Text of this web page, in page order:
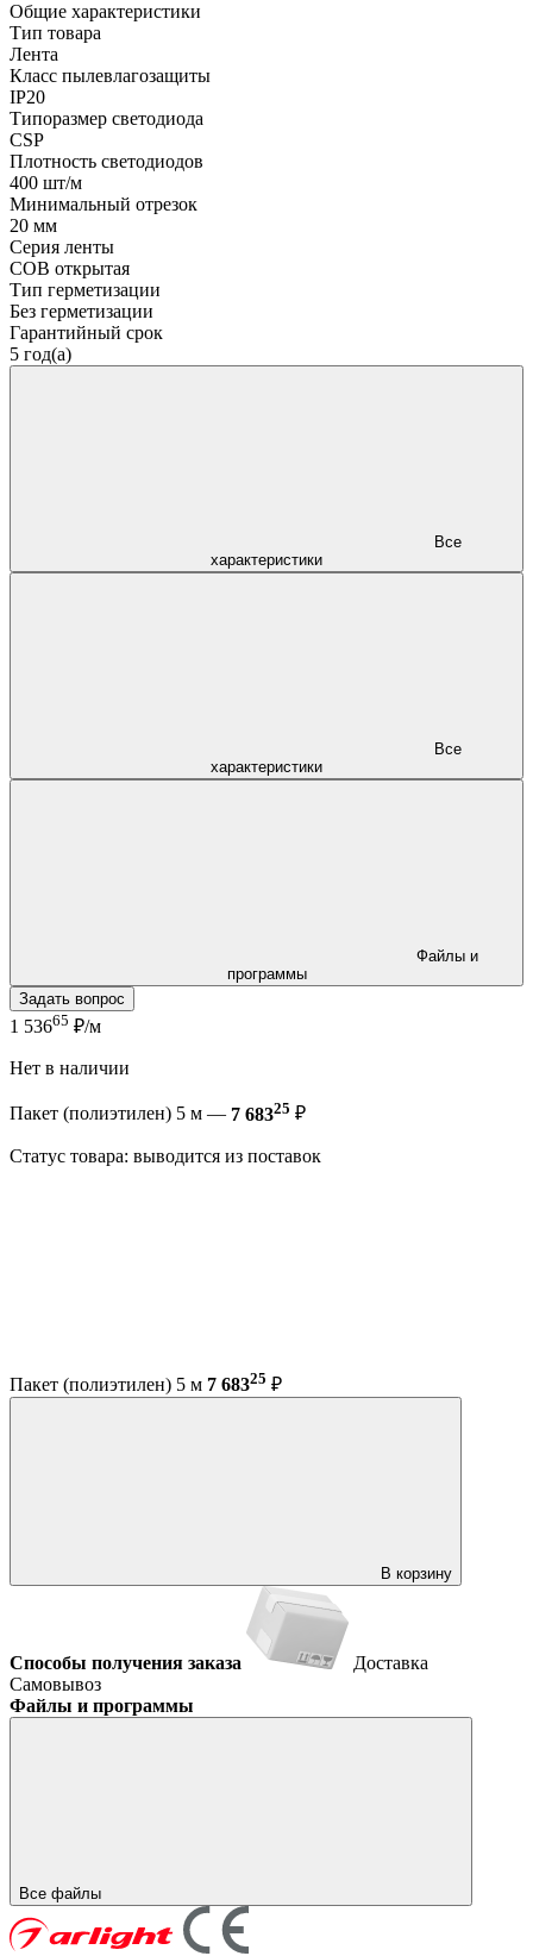
Общие характеристики
Тип товара
Лента
Класс пылевлагозащиты
IP20
Типоразмер светодиода
CSP
Плотность светодиодов
400 шт/м
Минимальный отрезок
20 мм
Серия ленты
COB открытая
Тип герметизации
Без герметизации
Гарантийный срок
5 год(а)
характеристики
характеристики
программы
Задать вопрос
1 53665 ₽/м
Нет в наличии
Пакет (полиэтилен) 5 м — 7 68325 ₽
Статус товара: выводится из поставок
Пакет (полиэтилен) 5 м 7 68325 ₽
В корзину
Способы получения заказа
Доставка
Самовывоз
Файлы и программы
Все файлы